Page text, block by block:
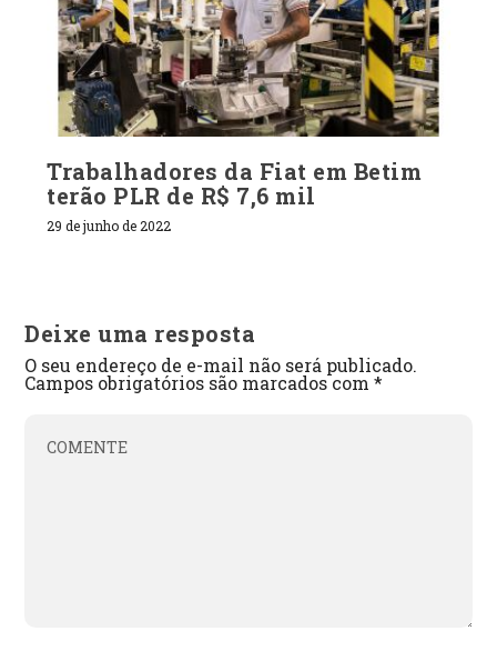
Trabalhadores da Fiat em Betim
terão PLR de R$ 7,6 mil
29 de junho de 2022
Deixe uma resposta
O seu endereço de e-mail não será publicado.
Campos obrigatórios são marcados com*